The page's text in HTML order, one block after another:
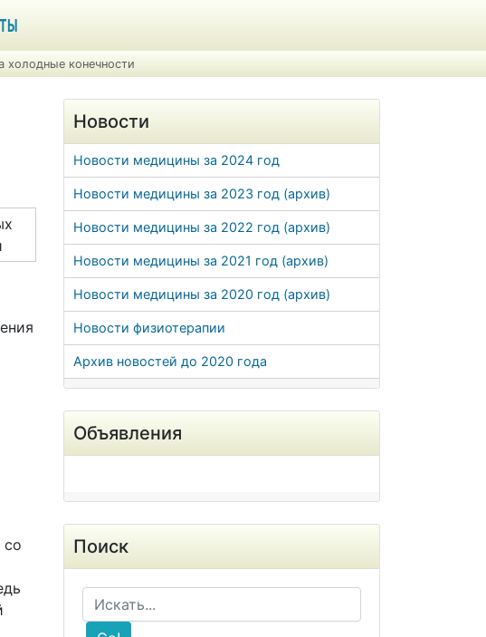
холодные конечности
со
Новости
Новости медицины за 2024 год
Новости медицины за 2023 год (архив)
Новости медицины за 2022 год (архив)
Новости медицины за 2021 год (архив)
Новости медицины за 2020 год (архив)
Новости физиотерапии
Архив новостей до 2020 года
Объявления
Поиск